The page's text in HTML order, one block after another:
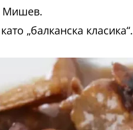
Мишев.
„балканска класика“.